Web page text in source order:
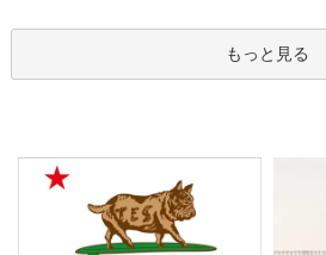
もっと見る